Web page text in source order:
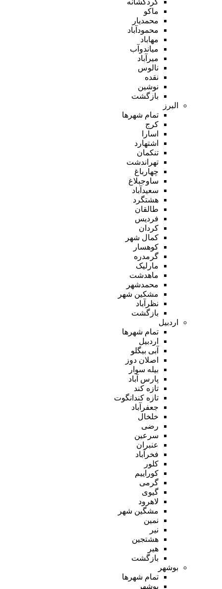
ماکو
محمدیار
محمودآباد
مهاباد
میاندوآب
میرآباد
نالوس
نقده
نوشین
بازگشت
البرز
تمام شهر‌ها
کرج
اسارا
اشتهارد
تنکمان
تهراندشت
چهارباغ
ساوجبلاغ
سعیدآباد
هشتگرد
طالقان
فردیس
کردان
کمال شهر
کوهسار
گرمدره
مارلیک
ماهدشت
محمدشهر
مشکین شهر
نظرآباد
بازگشت
اردبیل
تمام شهر‌ها
اردبیل
آبی بیگلو
اصلان دوز
بیله سوار
پارس آباد
تازه کند
تازه کندانگوت
جعفرآباد
خلخال
رضی
سرعین
عنبران
فخرآباد
کلور
کوراییم
گرمی
گیوی
لاهرود
مشگین شهر
نمین
نیر
هشتجین
هیر
بازگشت
بوشهر
تمام شهر‌ها
بوشهر